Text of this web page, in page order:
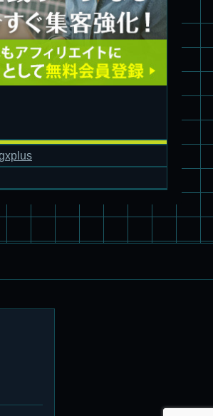
シマ ロボダッチ モビルタマゴロー